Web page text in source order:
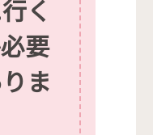
く
要
ま